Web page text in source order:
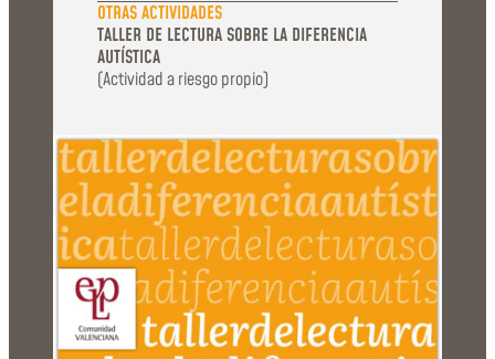
OTRAS ACTIVIDADES
TALLER DE LECTURA SOBRE LA DIFERENCIA
AUTÍSTICA
(Actividad a riesgo propio)